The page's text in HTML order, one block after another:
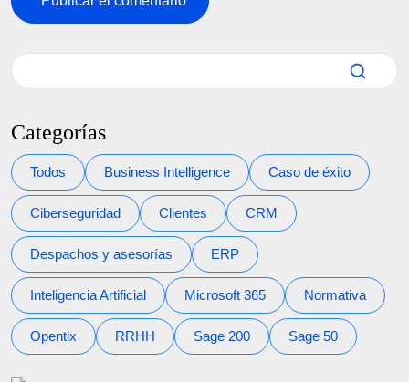
Categorías
Todos Business Intelligence Caso de éxito
Ciberseguridad Clientes CRM
Despachos y asesorías ERP
Inteligencia Artificial Microsoft 365 Normativa
Opentix RRHH Sage 200 Sage 50